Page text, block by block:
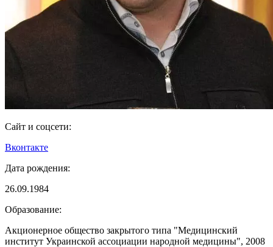
Сайт и соцсети:
Вконтакте
Дата рождения:
26.09.1984
Образование:
Акционерное общество закрытого типа "Медицинский
институт Украинской ассоциации народной медицины", 2008